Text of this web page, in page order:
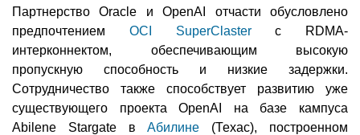
Партнерство Oracle и OpenAI отчасти обусловлено
предпочтением OCI SuperClasterс RDMA-
интерконнектом, обеспечивающим высокую
пропускную способность и низкие задержки.
Сотрудничество также способствует развитию уже
существующего проекта OpenAI на базе кампуса
Abilene Stargate вАбилине (Техас), построенном